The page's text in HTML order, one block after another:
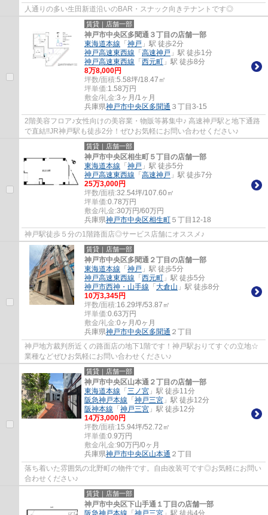
人通りの多い生田新道沿いのBAR・スナック向きテナントです◎
賃貸｜店舗一部
神戸市中央区多聞通３丁目の店舗一部
東海道本線 「 神戸 」駅 徒歩2分
神戸高速東西線 「 高速神戸 」駅 徒歩1分
神戸高速東西線 「 西元町 」駅 徒歩8分
8万8,000円
坪数/面積:5.58坪/18.47㎡
坪単価:1.58万円
敷金/礼金:3ヶ月/1ヶ月
兵庫県神戸市中央区多聞通 ３丁目3-15
2階美容フロア♪女性向けの美容業・物販等募集中♪ 高速神戸駅と地下通路
で直結!!JR神戸駅も徒歩2分！ぜひお気軽にお問い合わせください♪
賃貸｜店舗一部
神戸市中央区相生町５丁目の店舗一部
東海道本線 「 神戸 」駅 徒歩5分
神戸高速東西線 「 高速神戸 」駅 徒歩7分
25万3,000円
坪数/面積:32.54坪/107.60㎡
坪単価:0.78万円
敷金/礼金:30万円/60万円
兵庫県神戸市中央区相生町 ５丁目12-18
神戸駅徒歩５分の1階路面店◎サービス店舗にオススメ♪
賃貸｜店舗一部
神戸市中央区多聞通２丁目の店舗一部
東海道本線 「 神戸 」駅 徒歩5分
神戸高速東西線 「 西元町 」駅 徒歩5分
神戸市西神・山手線 「 大倉山 」駅 徒歩8分
10万3,345円
坪数/面積:16.29坪/53.87㎡
坪単価:0.63万円
敷金/礼金:0ヶ月/0ヶ月
兵庫県神戸市中央区多聞通 ２丁目
神戸地方裁判所近くの路面店の地下1階です！神戸駅おりてすぐの立地☆
業種などぜひお気軽にお問い合わせください♪
賃貸｜店舗一部
神戸市中央区山本通２丁目の店舗一部
東海道本線 「 三ノ宮 」駅 徒歩11分
阪急神戸本線 「 神戸三宮 」駅 徒歩12分
阪神本線 「 神戸三宮 」駅 徒歩12分
14万3,000円
坪数/面積:15.94坪/52.72㎡
坪単価:0.9万円
敷金/礼金:90万円/0ヶ月
兵庫県神戸市中央区山本通 ２丁目
落ち着いた雰囲気の北野町の物件です。自由改装可です◎お気軽にお問い
合わせください♪
賃貸｜店舗一部
神戸市中央区下山手通１丁目の店舗一部